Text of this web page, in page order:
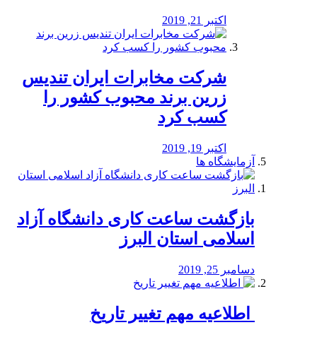
اکتبر 21, 2019
شرکت مخابرات ایران تندیس
زرین برند محبوب کشور را
کسب کرد
اکتبر 19, 2019
آزمایشگاه ها
بازگشت ساعت کاری دانشگاه آزاد
اسلامی استان البرز
دسامبر 25, 2019
️ اطلاعیه مهم تغییر تاریخ